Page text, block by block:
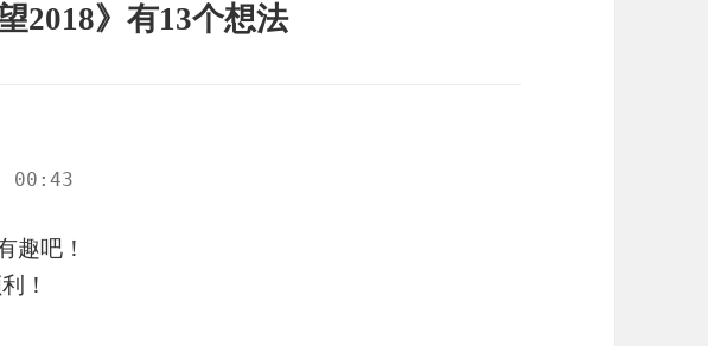
2018》有13个想法
00:43
趣吧！
！